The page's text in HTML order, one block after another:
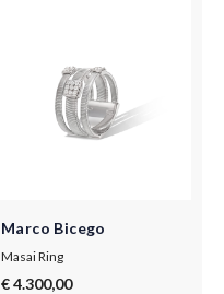
Marco Bicego
Masai Ring
€ 4.300,00